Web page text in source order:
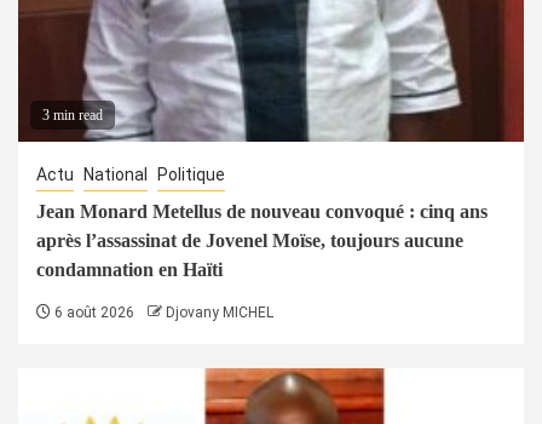
3 min read
Actu National Politique
Jean Monard Metellus de nouveau convoqué : cinq ans
après l’assassinat de Jovenel Moïse, toujours aucune
condamnation en Haïti
6 août 2026 Djovany MICHEL